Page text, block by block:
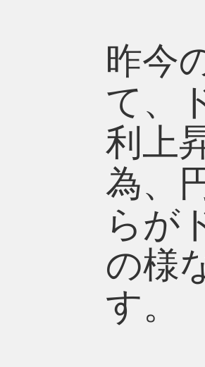
昨今
て、
利上
為、
らが
の様
す。